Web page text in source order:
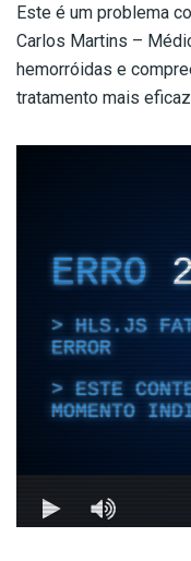
Este é um problema
Carlos Martins –
hemorróidas e
tratamento mais